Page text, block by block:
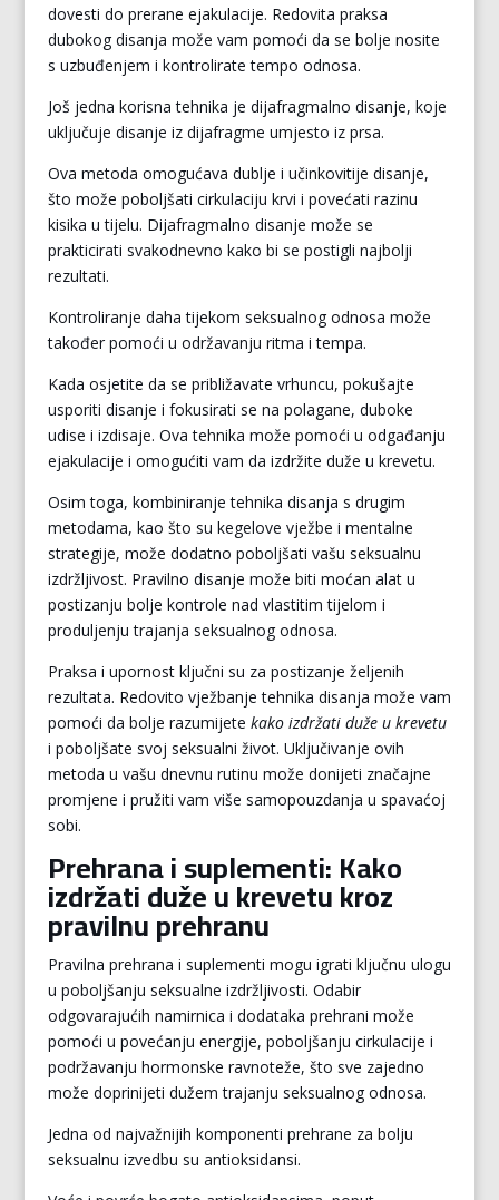
dovesti do prerane ejakulacije. Redovita praksa
dubokog disanja može vam pomoći da se bolje nosite
s uzbuđenjem i kontrolirate tempo odnosa.
Još jedna korisna tehnika je dijafragmalno disanje, koje
uključuje disanje iz dijafragme umjesto iz prsa.
Ova metoda omogućava dublje i učinkovitije disanje,
što može poboljšati cirkulaciju krvi i povećati razinu
kisika u tijelu. Dijafragmalno disanje može se
prakticirati svakodnevno kako bi se postigli najbolji
rezultati.
Kontroliranje daha tijekom seksualnog odnosa može
također pomoći u održavanju ritma i tempa.
Kada osjetite da se približavate vrhuncu, pokušajte
usporiti disanje i fokusirati se na polagane, duboke
udise i izdisaje. Ova tehnika može pomoći u odgađanju
ejakulacije i omogućiti vam da izdržite duže u krevetu.
Osim toga, kombiniranje tehnika disanja s drugim
metodama, kao što su kegelove vježbe i mentalne
strategije, može dodatno poboljšati vašu seksualnu
izdržljivost. Pravilno disanje može biti moćan alat u
postizanju bolje kontrole nad vlastitim tijelom i
produljenju trajanja seksualnog odnosa.
Praksa i upornost ključni su za postizanje željenih
rezultata. Redovito vježbanje tehnika disanja može vam
pomoći da bolje razumijete kako izdržati duže u krevetu
i poboljšate svoj seksualni život. Uključivanje ovih
metoda u vašu dnevnu rutinu može donijeti značajne
promjene i pružiti vam više samopouzdanja u spavaćoj
sobi.
Prehrana i suplementi: Kako
izdržati duže u krevetu kroz
pravilnu prehranu
Pravilna prehrana i suplementi mogu igrati ključnu ulogu
u poboljšanju seksualne izdržljivosti. Odabir
odgovarajućih namirnica i dodataka prehrani može
pomoći u povećanju energije, poboljšanju cirkulacije i
podržavanju hormonske ravnoteže, što sve zajedno
može doprinijeti dužem trajanju seksualnog odnosa.
Jedna od najvažnijih komponenti prehrane za bolju
seksualnu izvedbu su antioksidansi.